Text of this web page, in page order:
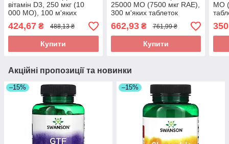
вітамін D3, 250 мкг (10
000 МО), 100 м'яких
таблеток оригінал
424,67 ₴ 488,13 ₴
Купити
25000 МО (7500 мкг RAE),
300 м'яких таблеток
оригінал
662,93₴ 761,99 ₴
Купити
МО
Акційні пропозиції та новинки
–15% –15%